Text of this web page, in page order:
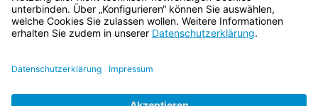
Bayern.de
BayernPortal
Impressum